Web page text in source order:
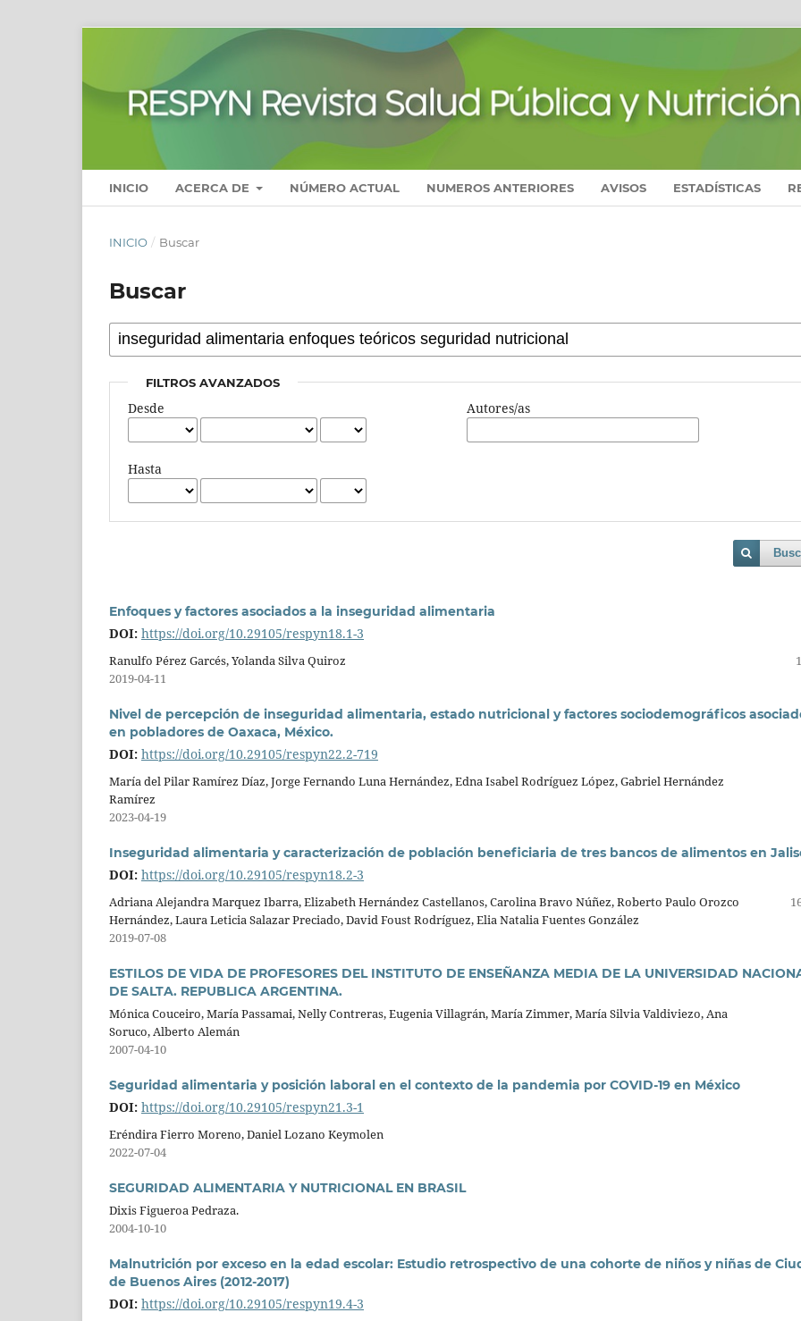
INICIO ACERCA DE NÚMERO ACTUAL NUMEROS ANTERIORES AVISOS ESTADÍSTICAS
INICIO / Buscar
Buscar
FILTROS AVANZADOS
Desde
Hasta
Autores/as
Enfoques y factores asociados a la inseguridad alimentaria
DOI: https://doi.org/10.29105/respyn18.1-3
Ranulfo Pérez Garcés, Yolanda Silva Quiroz
2019-04-11
Nivel de percepción de inseguridad alimentaria, estado nutricional y factores sociodemográficos
en pobladores de Oaxaca, México.
DOI: https://doi.org/10.29105/respyn22.2-719
María del Pilar Ramírez Díaz, Jorge Fernando Luna Hernández, Edna Isabel Rodríguez López, Gabriel Hernández
Ramírez
2023-04-19
Inseguridad alimentaria y caracterización de población beneficiaria de tres bancos de alimentos en
DOI: https://doi.org/10.29105/respyn18.2-3
Adriana Alejandra Marquez Ibarra, Elizabeth Hernández Castellanos, Carolina Bravo Núñez, Roberto Paulo Orozco
Hernández, Laura Leticia Salazar Preciado, David Foust Rodríguez, Elia Natalia Fuentes González
2019-07-08
ESTILOS DE VIDA DE PROFESORES DEL INSTITUTO DE ENSEÑANZA MEDIA DE LA UNIVERSIDAD
DE SALTA. REPUBLICA ARGENTINA.
Mónica Couceiro, María Passamai, Nelly Contreras, Eugenia Villagrán, María Zimmer, María Silvia Valdiviezo, Ana
Soruco, Alberto Alemán
2007-04-10
Seguridad alimentaria y posición laboral en el contexto de la pandemia por COVID-19 en México
DOI: https://doi.org/10.29105/respyn21.3-1
Eréndira Fierro Moreno, Daniel Lozano Keymolen
2022-07-04
SEGURIDAD ALIMENTARIA Y NUTRICIONAL EN BRASIL
Dixis Figueroa Pedraza.
2004-10-10
Malnutrición por exceso en la edad escolar: Estudio retrospectivo de una cohorte de niños y niñas de
de Buenos Aires (2012-2017)
DOI: https://doi.org/10.29105/respyn19.4-3